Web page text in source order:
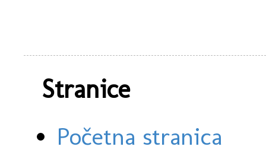
Stranice
Početna stranica